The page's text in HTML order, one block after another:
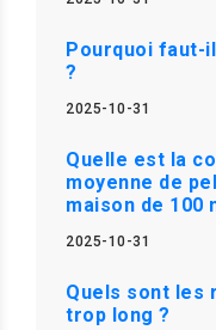
Pourquoi faut-
?
2025-10-31
Quelle est la
moyenne de
maison de 100
2025-10-31
Quels sont les
trop long ?